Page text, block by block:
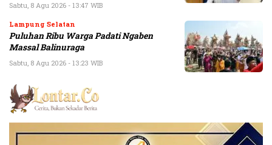
Sabtu, 8 Agu 2026 - 13:47 WIB
Lampung Selatan
Puluhan Ribu Warga Padati Ngaben
Massal Balinuraga
Sabtu, 8 Agu 2026 - 13:23 WIB